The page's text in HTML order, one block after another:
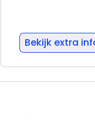
We ontmoeten
Bekijk extra